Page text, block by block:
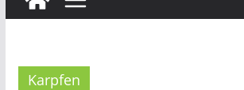
Karpfen